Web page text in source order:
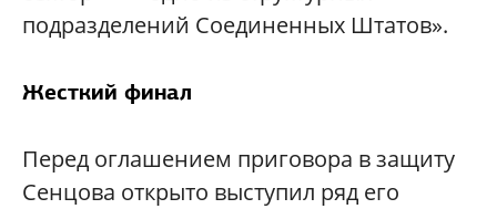
подразделений Соединенных Штатов».
Жесткий финал
Перед оглашением приговора в защиту
Сенцова открыто выступил ряд его